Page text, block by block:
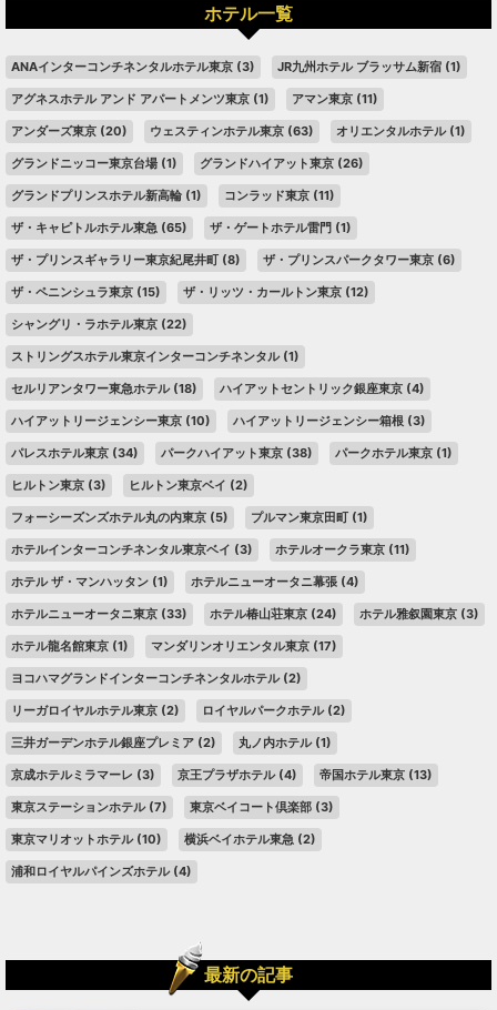
ホテル一覧
ANAインターコンチネンタルホテル東京 (3) JR九州ホテル ブラッサム新宿 (1)
アグネスホテル アンド アパートメンツ東京 (1) アマン東京 (11)
アンダーズ東京 (20) ウェスティンホテル東京 (63) オリエンタルホテル(1)
グランドニッコー東京台場 (1) グランドハイアット東京 (26)
グランドプリンスホテル新高輪 (1) コンラッド東京 (11)
ザ・キャピトルホテル東急 (65) ザ・ゲートホテル雷門 (1)
ザ・プリンスギャラリー東京紀尾井町 (8) ザ・プリンスパークタワー東京 (6)
ザ・ペニンシュラ東京 (15) ザ・リッツ・カールトン東京 (12)
シャングリ・ラホテル東京 (22)
ストリングスホテル東京インターコンチネンタル(1)
セルリアンタワー東急ホテル(18) ハイアットセントリック銀座東京 (4)
ハイアットリージェンシー東京 (10) ハイアットリージェンシー箱根 (3)
パレスホテル東京 (34) パークハイアット東京 (38) パークホテル東京 (1)
ヒルトン東京 (3) ヒルトン東京ベイ (2)
フォーシーズンズホテル丸の内東京 (5) プルマン東京田町 (1)
ホテルインターコンチネンタル東京ベイ (3) ホテルオークラ東京 (11)
ホテル ザ・マンハッタン (1) ホテルニューオータニ幕張 (4)
ホテルニューオータニ東京 (33) ホテル椿山荘東京 (24) ホテル雅叙園東京 (3)
ホテル龍名館東京 (1) マンダリンオリエンタル東京 (17)
ヨコハマグランドインターコンチネンタルホテル(2)
リーガロイヤルホテル東京 (2) ロイヤルパークホテル(2)
三井ガーデンホテル銀座プレミア (2) 丸ノ内ホテル(1)
京成ホテルミラマーレ (3) 京王プラザホテル(4) 帝国ホテル東京 (13)
東京ステーションホテル(7) 東京ベイコート倶楽部 (3)
東京マリオットホテル(10) 横浜ベイホテル東急 (2)
浦和ロイヤルパインズホテル(4)
最新の記事